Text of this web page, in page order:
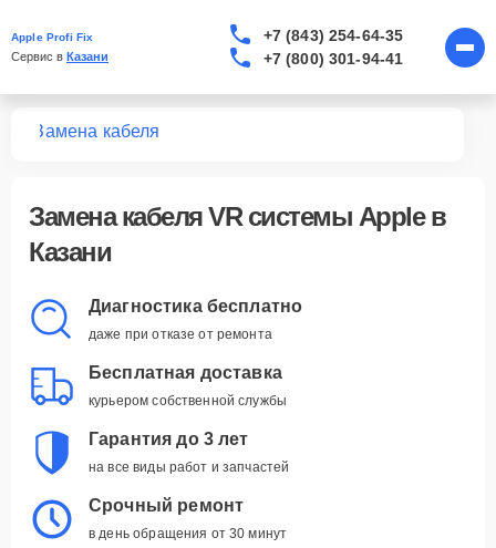
Apple Profi Fix
Сервис в Казани
+7 (843) 254-64-35
+7 (800) 301-94-41
Замена кабеля
Замена кабеля VR системы Apple в
Казани
Диагностика бесплатно
даже при отказе от ремонта
Бесплатная доставка
курьером собственной службы
Гарантия до 3 лет
на все виды работ и запчастей
Срочный ремонт
в день обращения от 30 минут